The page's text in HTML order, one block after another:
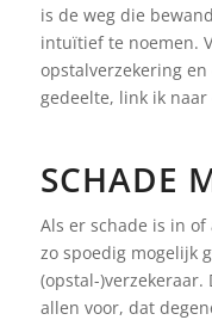
is de weg die
intuïtief te noemen.
opstalverzekering
gedeelte, link ik naar
SCHADE
Als er schade is in
zo spoedig mogelijk
(opstal-
allen voor, dat